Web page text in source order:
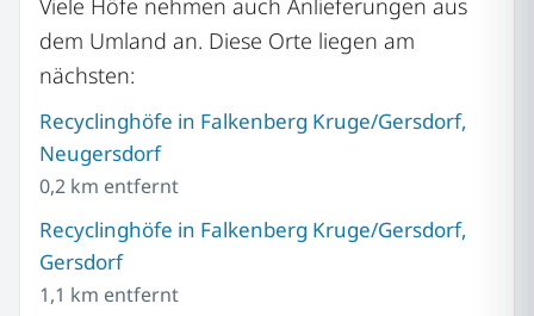
dem Umland an. Diese Orte liegen am
nächsten:
Recyclinghöfe in Falkenberg Kruge/Gersdorf,
Neugersdorf
0,2 km entfernt
Recyclinghöfe in Falkenberg Kruge/Gersdorf,
Gersdorf
1,1 km entfernt